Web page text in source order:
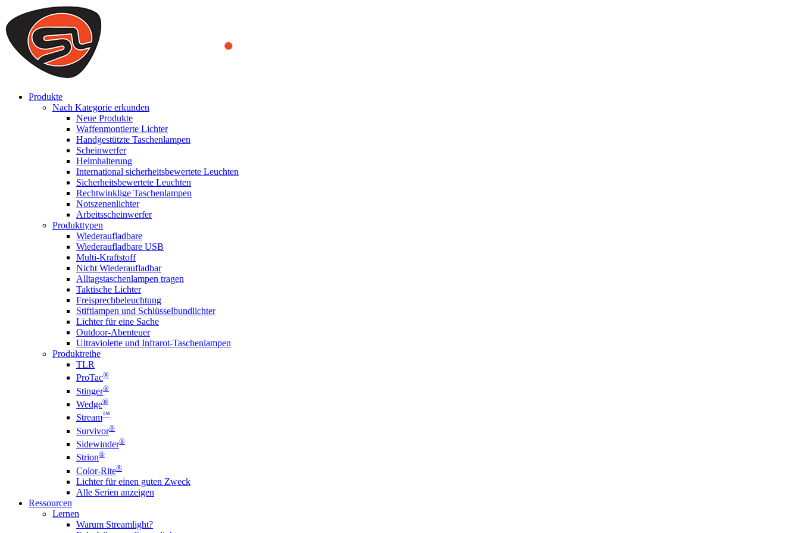
We use cookies to ensure that we provide you the best experience on our website. By continuing to browse this website, you accept that cookies are used to help us analyze how the website is used and to offer
you a better experience. To learn more or to find out how you can disable cookies, you can access our
ACCEPT AND CLOSE
Produkte
Nach Kategorie erkunden
Neue Produkte
Waffenmontierte Lichter
Handgestützte Taschenlampen
Scheinwerfer
Helmhalterung
International sicherheitsbewertete Leuchten
Sicherheitsbewertete Leuchten
Rechtwinklige Taschenlampen
Notszenenlichter
Arbeitsscheinwerfer
Produkttypen
Wiederaufladbare
Wiederaufladbare USB
Multi-Kraftstoff
Nicht Wiederaufladbar
Alltagstaschenlampen tragen
Taktische Lichter
Freisprechbeleuchtung
Stiftlampen und Schlüsselbundlichter
Lichter für eine Sache
Outdoor-Abenteuer
Ultraviolette und Infrarot-Taschenlampen
Produktreihe
TLR
ProTac®
Stinger®
Wedge®
Stream™
Survivor®
Sidewinder®
Strion®
Color-Rite®
Lichter für einen guten Zweck
Alle Serien anzeigen
Ressourcen
Lernen
Warum Streamlight?